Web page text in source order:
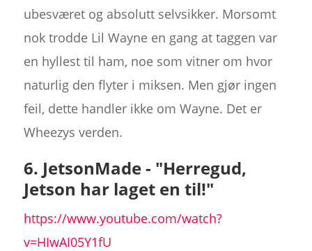
ubesværet og absolutt selvsikker. Morsomt
nok trodde Lil Wayne en gang at taggen var
en hyllest til ham, noe som vitner om hvor
naturlig den flyter i miksen. Men gjør ingen
feil, dette handler ikke om Wayne. Det er
Wheezys verden.
6. JetsonMade - "Herregud,
Jetson har laget en til!"
https://www.youtube.com/watch?
v=HIwAI05Y1fU